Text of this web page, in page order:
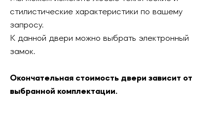
стилистические характеристики по вашему
запросу.
К данной двери можно выбрать электронный
замок.
Окончательная стоимость двери зависит от
выбранной комплектации.